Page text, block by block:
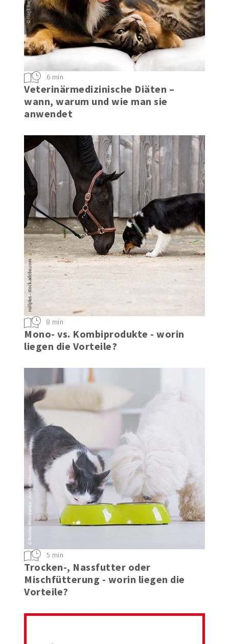
Veterinärmedizinische Diäten –
wann, warum und wie man sie
anwendet
6 min
Mono- vs. Kombiprodukte - worin
liegen die Vorteile?
8 min
Trocken-, Nassfutter oder
Mischfütterung - worin liegen die
Vorteile?
5 min